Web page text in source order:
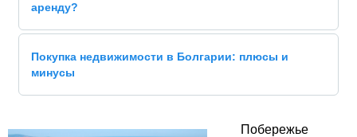
аренду?
Покупка недвижимости в Болгарии: плюсы и
минусы
Побережье